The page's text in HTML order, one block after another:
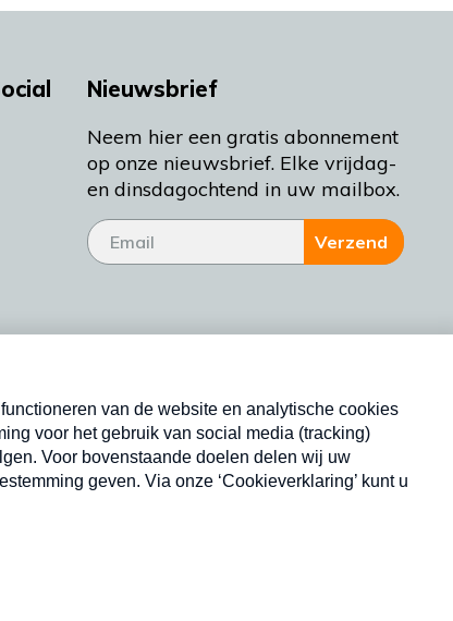
Nieuwsbrief
Neem hier een gratis abonnement
op onze nieuwsbrief. Elke vrijdag-
en dinsdagochtend in uw mailbox.
Verzend
Nieuwsbrief
Neem hier een gratis abonnement op onze